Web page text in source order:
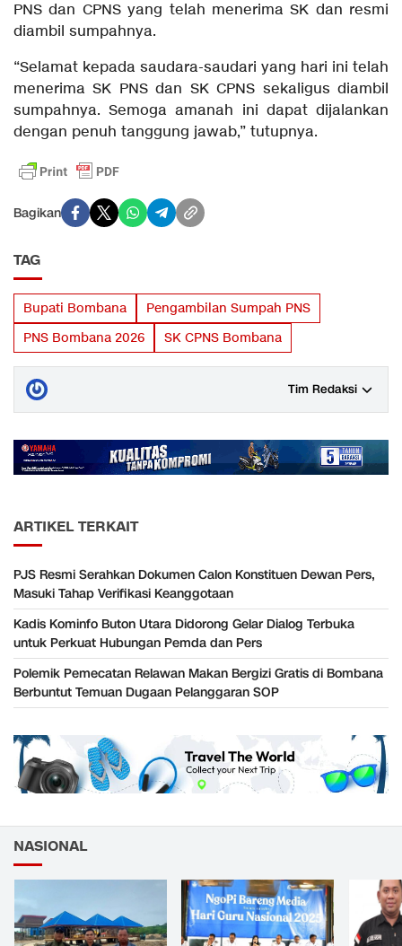
PNS dan CPNS yang telah menerima SK dan resmi
diambil sumpahnya.
“Selamat kepada saudara-saudari yang hari ini telah
menerima SK PNS dan SK CPNS sekaligus diambil
sumpahnya. Semoga amanah ini dapat dijalankan
dengan penuh tanggung jawab,” tutupnya.
Bagikan
TAG
Bupati Bombana
Pengambilan Sumpah PNS
PNS Bombana 2026
SK CPNS Bombana
Tim Redaksi
ARTIKEL TERKAIT
PJS Resmi Serahkan Dokumen Calon Konstituen Dewan Pers,
Masuki Tahap Verifikasi Keanggotaan
Kadis Kominfo Buton Utara Didorong Gelar Dialog Terbuka
untuk Perkuat Hubungan Pemda dan Pers
Polemik Pemecatan Relawan Makan Bergizi Gratis di Bombana
Berbuntut Temuan Dugaan Pelanggaran SOP
NASIONAL